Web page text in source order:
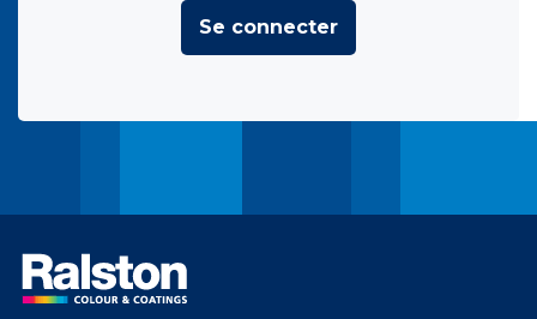
Se connecter